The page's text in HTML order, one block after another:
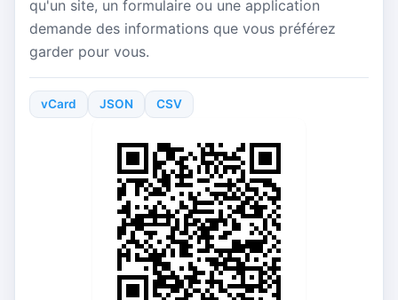
qu'un site, un formulaire ou une application
demande des informations que vous préférez
garder pour vous.
vCard JSON CSV